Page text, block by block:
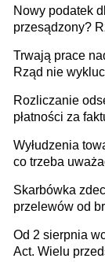
Nowy podatek
przesądzony?
Trwają prace
Rząd nie
Rozliczanie
płatności za
Wyłudzenia
co trzeba
Skarbówka
przelewów od
darowizna, ale
Od 2 sierpnia
Act. Wielu